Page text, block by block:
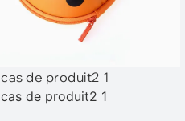
cas de produit2 1
cas de produit2 1